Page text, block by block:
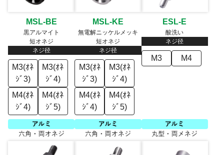
MSL-BE
黒アルマイト
短オネジ
ネジ径
M3(ｵﾈ
ｼﾞ3)
M3(ｵﾈ
ｼﾞ4)
M4(ｵﾈ
ｼﾞ4)
M4(ｵﾈ
ｼﾞ5)
MSL-KE
無電解ニッケルメッキ
短オネジ
ネジ径
M3(ｵﾈ
ｼﾞ3)
M3(ｵﾈ
ｼﾞ4)
M4(ｵﾈ
ｼﾞ4)
M4(ｵﾈ
ｼﾞ5)
ESL-E
酸洗い
ネジ径
M3 M4